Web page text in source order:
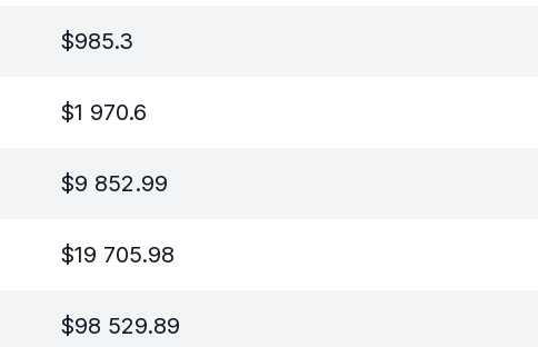
$985.3
$1 970.6
$9 852.99
$19 705.98
$98 529.89